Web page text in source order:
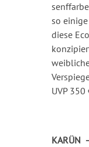
so
diese
UVP 350
KARÜN